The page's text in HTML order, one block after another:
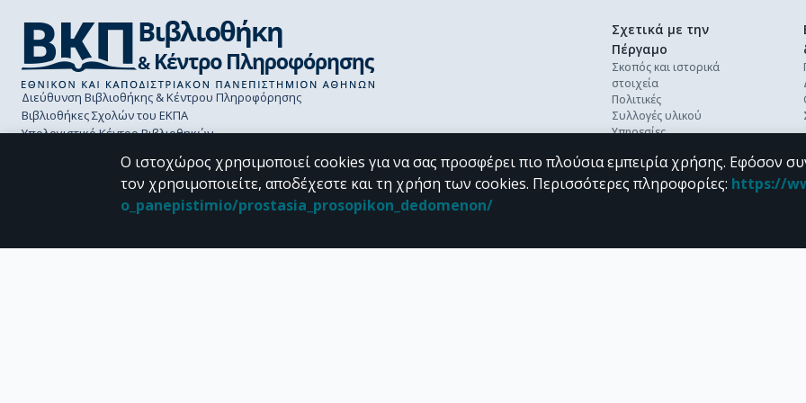
Διεύθυνση Βιβλιοθήκης & Κέντρου Πληροφόρησης
Βιβλιοθήκες Σχολών του ΕΚΠΑ
Υπολογιστικό Κέντρο Βιβλιοθηκών
Σχετικά με την
Πέργαμο
Σκοπός και ιστορικά
στοιχεία
Πολιτικές
Συλλογές υλικού
Υπηρεσίες
Ανοικτή επιστήμη
Διεθνή πρότυπα &
διαλειτουργικότητα
Επικοινωνία
Ο ιστοχώρος χρησιμοποιεί cookies για να σας προσφέρει πιο πλούσια εμπειρία χρήσης. Εφόσον
τον χρησιμοποιείτε, αποδέχεστε και τη χρήση των cookies. Περισσότερες πληροφορίες: https://
o_panepistimio/prostasia_prosopikon_dedomenon/